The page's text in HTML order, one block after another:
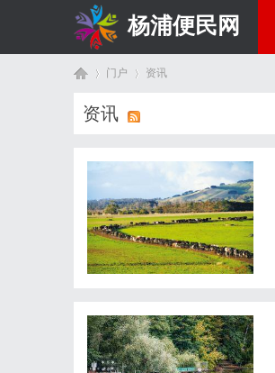
杨浦便民网
门户 资讯
资讯